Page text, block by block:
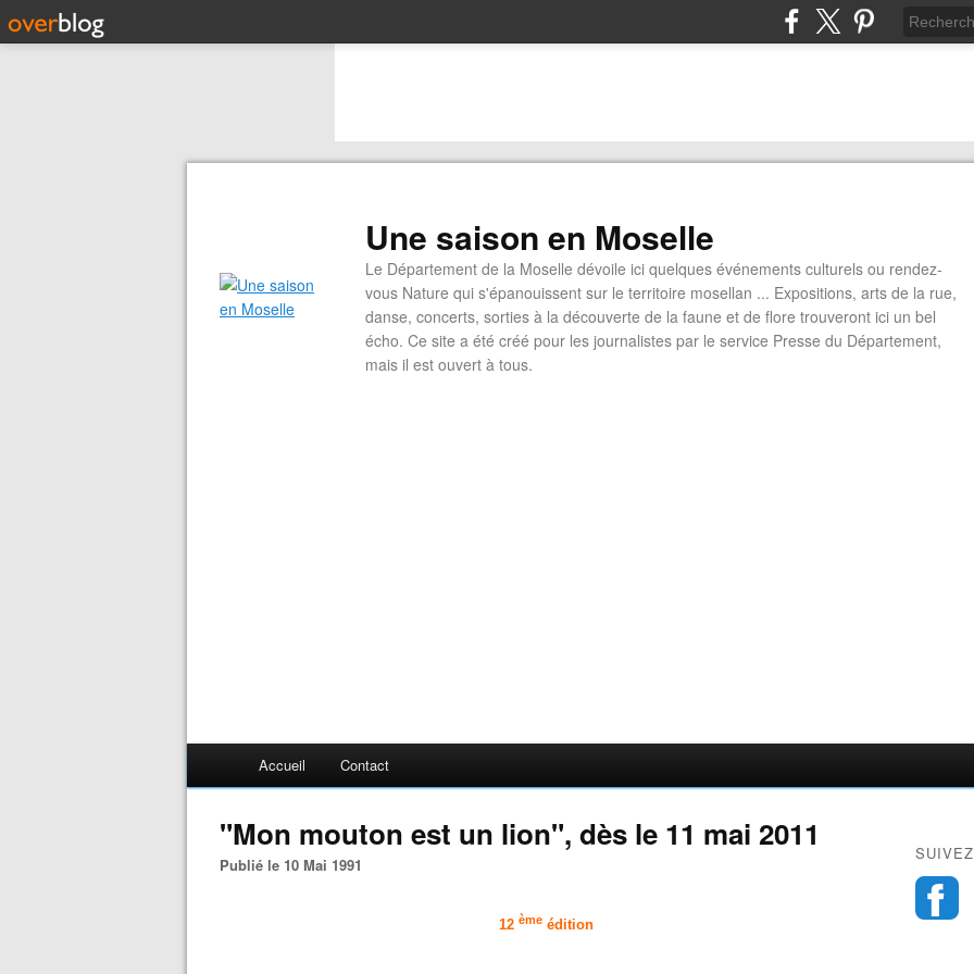
Une saison en Moselle
Le Département de la Moselle dévoile ici quelques événements culturels ou rendez-
vous Nature qui s'épanouissent sur le territoire mosellan ... Expositions, arts de la rue,
danse, concerts, sorties à la découverte de la faune et de flore trouveront ici un bel
écho. Ce site a été créé pour les journalistes par le service Presse du Département,
mais il est ouvert à tous.
Accueil Contact
"Mon mouton est un lion", dès le 11 mai 2011
Publié le 10 Mai 1991
12 èmeédition